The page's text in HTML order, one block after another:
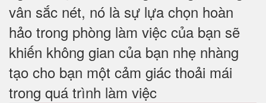
vân sắc nét, nó là sự lựa chọn hoàn
hảo trong phòng làm việc của bạn sẽ
khiến không gian của bạn nhẹ nhàng
tạo cho bạn một cảm giác thoải mái
trong quá trình làm việc